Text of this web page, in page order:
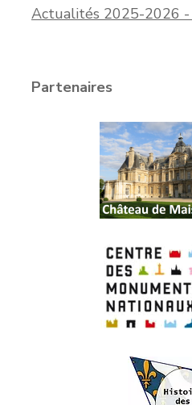
Actualités 2025-2026 -
Partenaires